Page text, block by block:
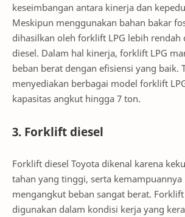
keseimbangan antara kinerja dan
Meskipun menggunakan bahan bakar
dihasilkan oleh forklift LPG lebih
diesel. Dalam hal kinerja, forklift LPG
beban berat dengan efisiensi yang baik.
menyediakan berbagai model forklift
kapasitas angkut hingga 7 ton.
3. Forklift diesel
Forklift diesel Toyota dikenal karena
tahan yang tinggi, serta
mengangkut beban sangat berat.
digunakan dalam kondisi kerja yang